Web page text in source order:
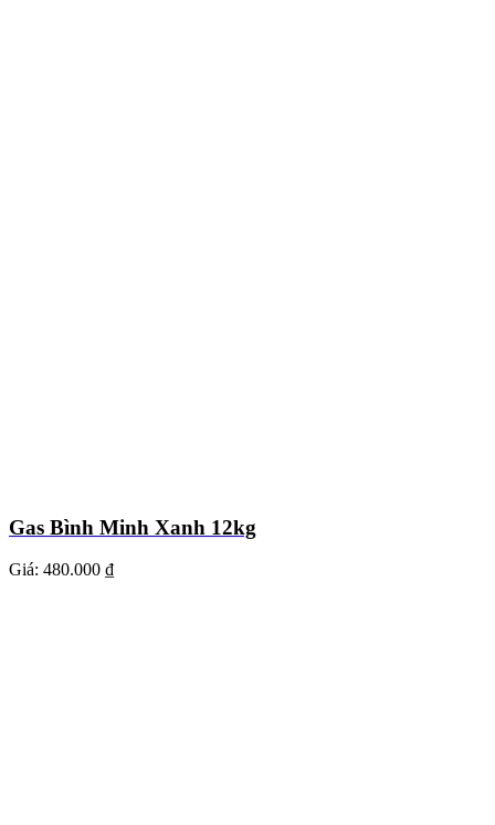
Gas Bình Minh Xanh 12kg
Giá: 480.000 ₫